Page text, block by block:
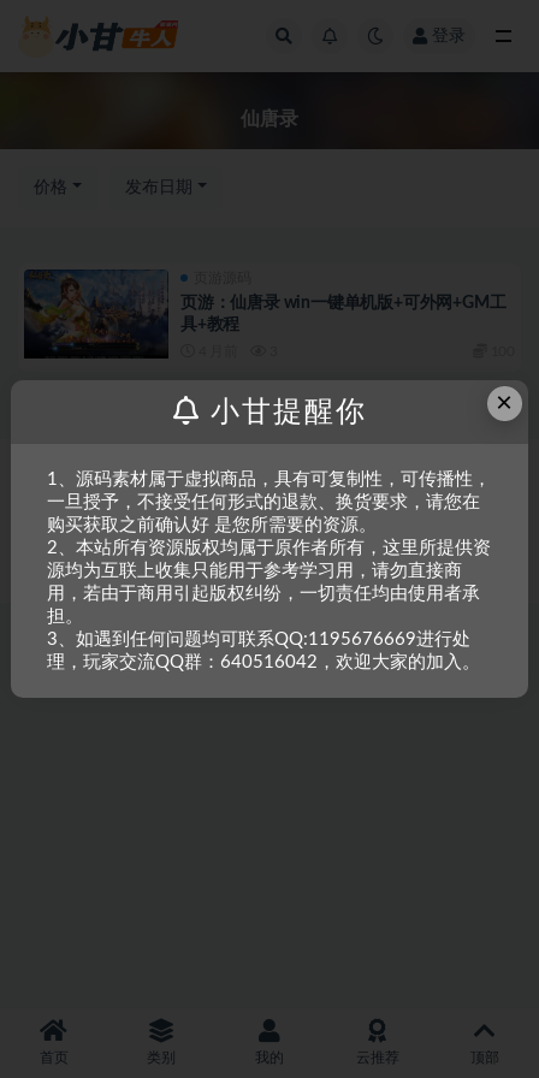
登录
仙唐录
价格 发布日期
页游：仙唐录 win一键单机版+可外网+GM工
具+教程
Copyright © 2023 小甘牛人资源网 - All rights reserved
粤ICP备2023002201
号-1
本站是一个坚持做精品资源的网站，会长期坚持更新资源，以共享为原则，尊
重原创，如需搬资源请先与站长沟通，恶意搬运封禁账号。
首页 类别 我的 云推荐 顶部
×
小甘提醒你
1、源码素材属于虚拟商品，具有可复制性，可传播性，
一旦授予，不接受任何形式的退款、换货要求，请您在
购买获取之前确认好 是您所需要的资源。
2、本站所有资源版权均属于原作者所有，这里所提供资
源均为互联上收集只能用于参考学习用，请勿直接商
用，若由于商用引起版权纠纷，一切责任均由使用者承
担。
3、如遇到任何问题均可联系QQ:1195676669进行处
理，玩家交流QQ群：640516042，欢迎大家的加入。